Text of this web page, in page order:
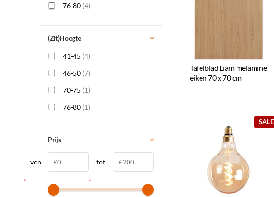
Tafelblad Liam melamine
eiken 70 x 70 cm
SALE
76-80 (4)
(Zit)Hoogte
41-45 (4)
46-50 (7)
70-75 (1)
76-80 (1)
Prijs
von
*
tot
*